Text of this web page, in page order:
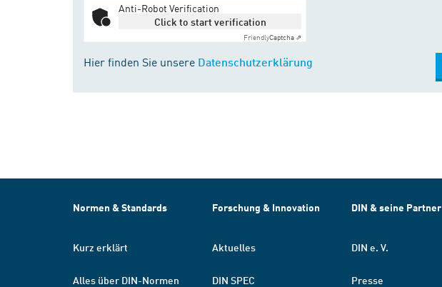
Anti-Robot Verification
Click to start verification
FriendlyCaptcha ⇗
Hier finden Sie unsere Datenschutzerklärung
Normen & Standards
Kurz erklärt
Alles über DIN-Normen
Forschung & Innovation
Aktuelles
DIN SPEC
DIN & seine Partner
DIN e. V.
Presse